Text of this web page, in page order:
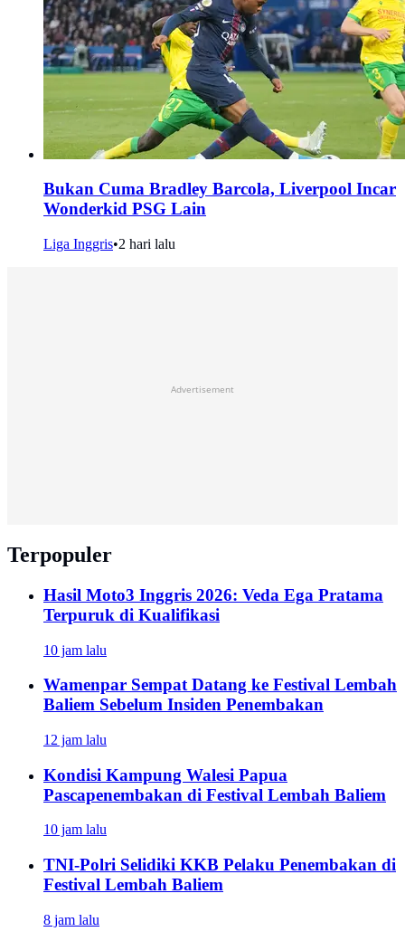
Bukan Cuma Bradley Barcola, Liverpool Incar
Wonderkid PSG Lain
Liga Inggris•2 hari lalu
Advertisement
Terpopuler
Hasil Moto3 Inggris 2026: Veda Ega Pratama
Terpuruk di Kualifikasi
10 jam lalu
Wamenpar Sempat Datang ke Festival Lembah
Baliem Sebelum Insiden Penembakan
12 jam lalu
Kondisi Kampung Walesi Papua
Pascapenembakan di Festival Lembah Baliem
10 jam lalu
TNI-Polri Selidiki KKB Pelaku Penembakan di
Festival Lembah Baliem
8 jam lalu